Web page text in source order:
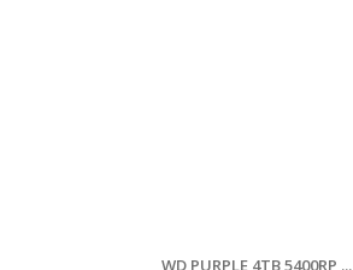
WD PURPLE 4TB 5400RP ...